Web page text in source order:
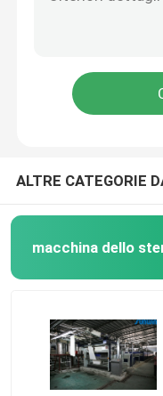
Macchina della
Macchina della
Macchina di
Asciugatrice di
ALTRE CATEGORIE
macchina dello